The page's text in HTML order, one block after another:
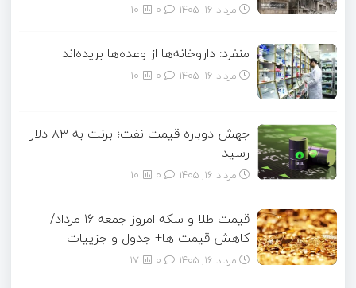
مرداد ۱۶, ۱۴۰۵ 10
منفرد: داروخانه‌ها از وعده‌ها بریده‌اند
مرداد ۱۶, ۱۴۰۵ 10
جهش دوباره قیمت نفت؛ برنت به ۸۳ دلار
رسید
مرداد ۱۶, ۱۴۰۵ 10
قیمت طلا و سکه امروز جمعه ۱۶ مرداد/
کاهش قیمت ها+ جدول و جزییات
مرداد ۱۶, ۱۴۰۵ 17